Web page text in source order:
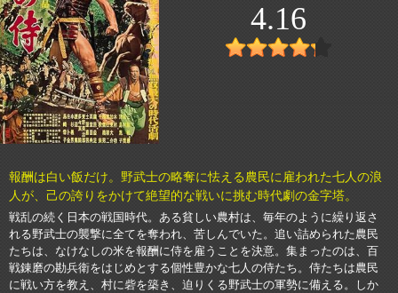
4.16
報酬は白い飯だけ。野武士の略奪に怯える農民に雇われた七人の浪
人が、己の誇りをかけて絶望的な戦いに挑む時代劇の金字塔。
戦乱の続く日本の戦国時代。ある貧しい農村は、毎年のように繰り返さ
れる野武士の襲撃に全てを奪われ、苦しんでいた。追い詰められた農民
たちは、なけなしの米を報酬に侍を雇うことを決意。集まったのは、百
戦錬磨の勘兵衛をはじめとする個性豊かな七人の侍たち。侍たちは農民
に戦い方を教え、村に砦を築き、迫りくる野武士の軍勢に備える。しか